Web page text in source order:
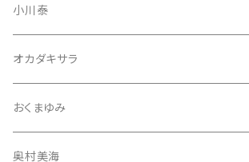
小川泰
オカダキサラ
おくまゆみ
奥村美海